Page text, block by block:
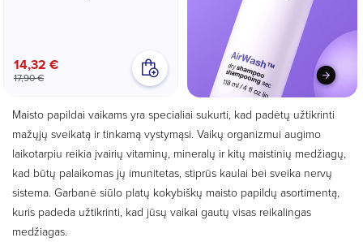
14,32 €
17,90 €
Maisto papildai vaikams yra specialiai sukurti, kad padėtų užtikrinti
mažųjų sveikatą ir tinkamą vystymąsi. Vaikų organizmui augimo
laikotarpiu reikia įvairių vitaminų, mineralų ir kitų maistinių medžiagų,
kad būtų palaikomas jų imunitetas, stiprūs kaulai bei sveika nervų
sistema. Garbanė siūlo platų kokybiškų maisto papildų asortimentą,
kuris padeda užtikrinti, kad jūsų vaikai gautų visas reikalingas
medžiagas.